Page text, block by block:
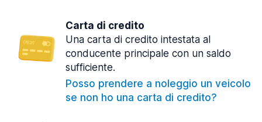
Carta di credito
Una carta di credito intestata al
conducente principale con un saldo
sufficiente.
Posso prendere a noleggio un veicolo
se non ho una carta di credito?